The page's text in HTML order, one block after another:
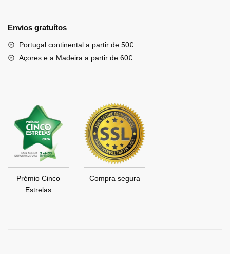
Envios gratuítos
Portugal continental a partir de 50€
Açores e a Madeira a partir de 60€
Prémio Cinco
Estrelas
Compra segura